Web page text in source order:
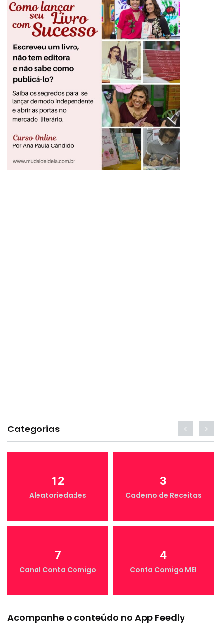
Categorias
12
Aleatoriedades
3
Caderno de Receitas
7
Canal Conta Comigo
4
Conta Comigo MEI
Acompanhe o conteúdo no App Feedly